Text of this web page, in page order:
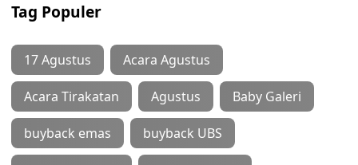
Tag Populer
17 Agustus Acara Agustus
Acara Tirakatan Agustus Baby Galeri
buyback emas buyback UBS